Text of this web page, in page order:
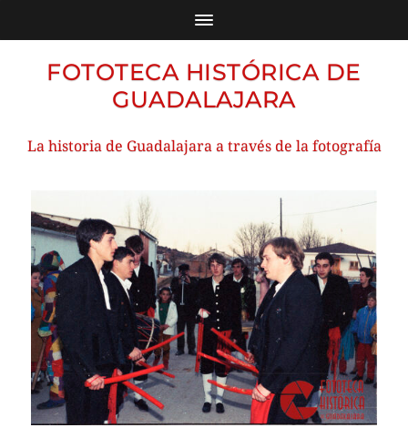
FOTOTECA HISTÓRICA DE
GUADALAJARA
La historia de Guadalajara a través de la fotografía